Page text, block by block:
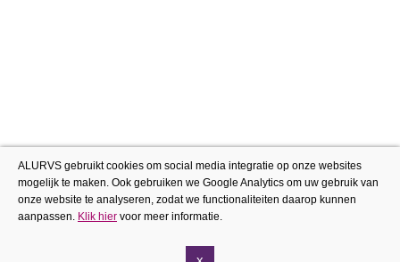
ALURVS gebruikt cookies om social media integratie op onze websites
mogelijk te maken. Ook gebruiken we Google Analytics om uw gebruik van
onze website te analyseren, zodat we functionaliteiten daarop kunnen
aanpassen. Klik hier voor meer informatie.